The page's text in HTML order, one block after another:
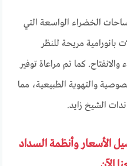
الخضراء الواسعة التي
بانورامية مريحة للنظر
كما تم مراعاة توفير
والتهوية الطبيعية، مما
الشيخ زايد.
الأسعار وأنظمة السداد